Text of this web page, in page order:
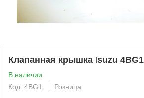
Клапанная крышка Isuzu 4BG1
В наличии
Код: 4BG1
Розница